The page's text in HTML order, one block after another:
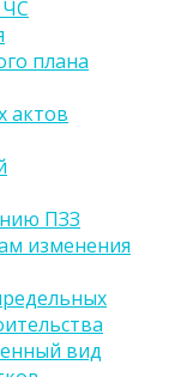
плана
актов
ПЗЗ
изменения
вид